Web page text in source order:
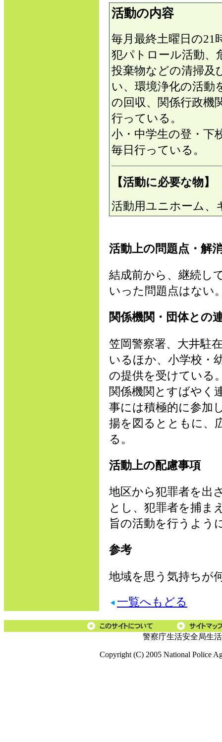
活動の内容
毎月最終土曜日の21
犯パトロール活動、
投棄物などの清掃及
い、環境浄化の活動
の回収、関係行政機
行っている。
小・中学生の登・下
毎日行っている。
【活動に必要な物】
活動用ユニホーム、
活動上の問題点・解
結成前から、継続し
いった問題点はない
関係機関・団体との
笠岡警察署、大井駐
いるほか、小学校・
の提供を受けている
関係機関とすばやく
事には積極的に参加
揚を図るとともに、
る。
活動上の配慮事項
地区から犯罪者を出
とし、犯罪者を捕ま
旨の活動を行うよう
参考
地域を思う気持ちが
一覧へもどる
警察庁生活安全局生
Copyright (C) 2005 National Police